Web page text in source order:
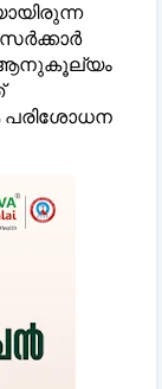
ആനുകൂല്യം
പരിശോധന